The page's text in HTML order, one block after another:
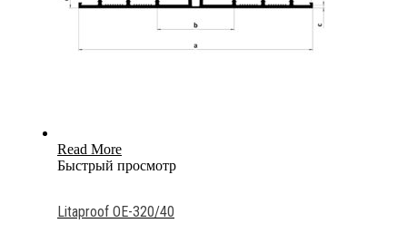
Read More
Быстрый просмотр
Litaproof OE-320/40